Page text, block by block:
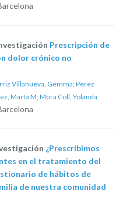
Prescripción de
dolor crónico no
Villanueva, Gemma; Perez
Marta M; Mora Coll, Yolanda
¿Prescribimos
en el tratamiento del
de hábitos de
de nuestra comunidad